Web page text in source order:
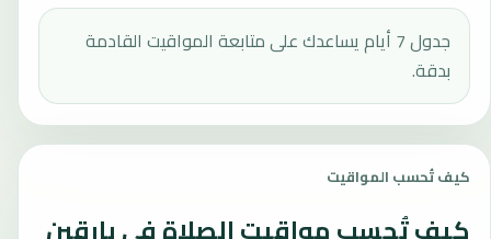
جدول 7 أيام يساعدك على متابعة المواقيت القادمة
بدقة.
كيف تُحسب المواقيت